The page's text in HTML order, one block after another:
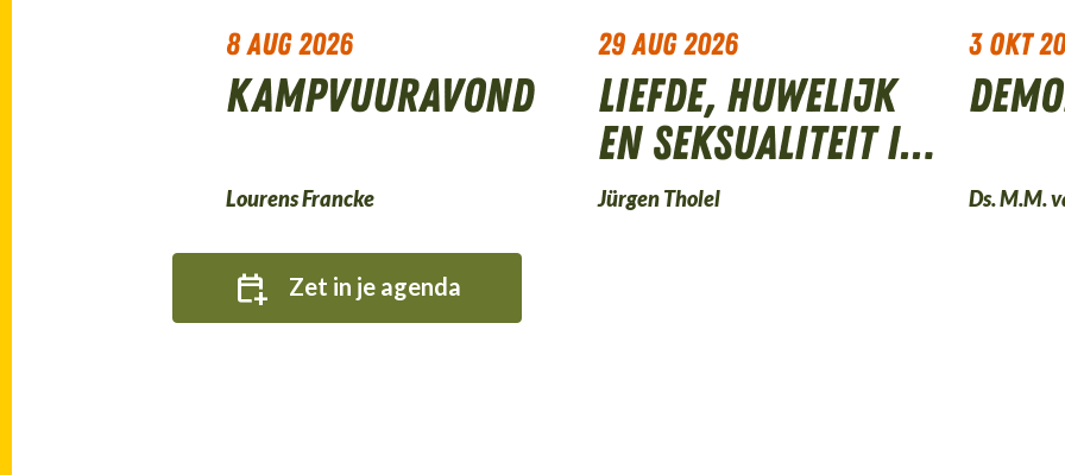
8 aug 2026
Kampvuuravond
Lourens Francke
29 aug 2026
Liefde, huwelijk
en seksualiteit in
Bijbels licht
Jürgen Tholel
3 okt
Ds. M.M.
Zet in je agenda